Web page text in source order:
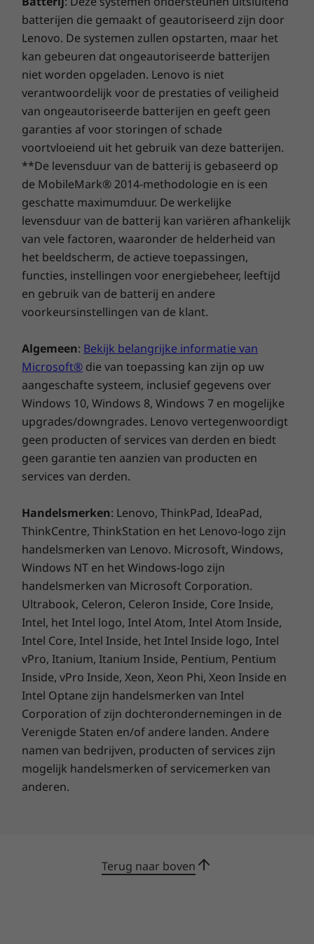
speciale lanceersleutel. Bovendien
vereenvoudigt de persoonlijke assistent van
Lenovo de interactie met apparaten, lost het
basisproblemen op en nog veel meer om je te
helpen slimmer te werken in plaats van harder.
Geavanceerde en
naadloze
functionaliteit
Vertrouw op de ThinkBook 16 Gen 7-laptop
voor een perfecte softwareprestatie.
Qualcomm ®werkt samen met onafhankelijke
softwareleveranciers (ISV's) om meer dan 50
geoptimaliseerde apps (en dat aantal groeit
nog) naadloos te integreren die van nature op
Windows ARM draaien. Je kunt er zeker van zijn
dat je een computerervaring zonder storingen
Bestand tegen
toekomstige
bedreigingen
ThinkShield, ons geavanceerde
beveiligingspakket met hardware- en
softwareoplossingen, versterkt je apparaat
beveiligingsoplossing die je inloggegevens,
Witte led-achtergrondverlichting
Copilot-toets
Numeriek toetsenblok
Precision Touchpad (135 mm x 80 mm)
Bestand tegen morsen
Tactiele markeringen benadrukken belangrijke
Duurzaamheid
Materiaal
90% post-consumer content (PCC) gerecycled plastic
gebruikt in netvoedingsadapter
50% PCC gerecycled plastic gebruikt in de toetskapjes
Batterijbehuizing bestaat uit 30% PCC gerecycled
Luidsprekerbehuizing bestaat uit 30% gerecycled
plastic
plasticvrije verpakking met 90% gerecycled materiaal,
afbreekbaar plastic, afbreekbaar vezelmateriaal dat
niet van hout is en/of materiaal uit duurzaam
beheerde bossen
Certificeringen/registraties
ENERGY STAR®9.0-gecertificeerd
TCO 9.0-gecertificeerd
TÜV Eyesafe®-gecertificeerd voor weinig blauw licht
*Ga naarwww.epeat.netvoor de registratiestatus per land.
Overige gegevens
Beveiliging
Firmware Trusted Platform Module (fTPM) 2.0
Kensington Nano Security Slot™
Microsoft Pluton ingebouwde beveiliging
Microsoft Secured-core pc's
Zelfherstellend BIOS
Smart Power On: match-on-chip (MOC)-
vingerafdruklezer geïntegreerd in de aan/uit-knop
Voeding
Lenovo Smart Meeting
batterijen die gemaakt of geautoriseerd zijn door
Lenovo. De systemen zullen opstarten, maar het
kan gebeuren dat ongeautoriseerde batterijen
niet worden opgeladen. Lenovo is niet
verantwoordelijk voor de prestaties of veiligheid
van ongeautoriseerde batterijen en geeft geen
garanties af voor storingen of schade
voortvloeiend uit het gebruik van deze batterijen.
**De levensduur van de batterij is gebaseerd op
de MobileMark® 2014-methodologie en is een
geschatte maximumduur. De werkelijke
levensduur van de batterij kan variëren afhankelijk
van vele factoren, waaronder de helderheid van
het beeldscherm, de actieve toepassingen,
functies, instellingen voor energiebeheer, leeftijd
en gebruik van de batterij en andere
voorkeursinstellingen van de klant.
Algemeen: Bekijk belangrijke informatie van
Microsoft® die van toepassing kan zijn op uw
aangeschafte systeem, inclusief gegevens over
Windows 10, Windows 8, Windows 7 en mogelijke
upgrades/downgrades. Lenovo vertegenwoordigt
geen producten of services van derden en biedt
geen garantie ten aanzien van producten en
services van derden.
Handelsmerken: Lenovo, ThinkPad, IdeaPad,
ThinkCentre, ThinkStation en het Lenovo-logo zijn
handelsmerken van Lenovo. Microsoft, Windows,
Windows NT en het Windows-logo zijn
handelsmerken van Microsoft Corporation.
Ultrabook, Celeron, Celeron Inside, Core Inside,
Intel, het Intel logo, Intel Atom, Intel Atom Inside,
Intel Core, Intel Inside, het Intel Inside logo, Intel
vPro, Itanium, Itanium Inside, Pentium, Pentium
Inside, vPro Inside, Xeon, Xeon Phi, Xeon Inside en
Intel Optane zijn handelsmerken van Intel
Corporation of zijn dochterondernemingen in de
Verenigde Staten en/of andere landen. Andere
namen van bedrijven, producten of services zijn
mogelijk handelsmerken of servicemerken van
anderen.
Terug naar boven